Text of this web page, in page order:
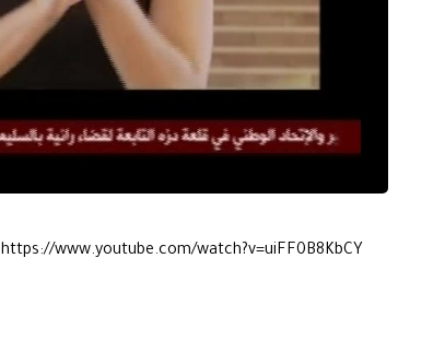
https://www.youtube.com/watch?v=uiFF0B8KbCY